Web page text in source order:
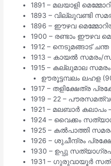
1891 – മലയാളി
1893 – വില്ലുവണ്ടി
1896 – ഈഴവ
1900 – രണ്ടാം ഈഴവ
1912 – നെടുമങ്ങാട്
1913 – കായൽ സമരം/
1915 – കല്ലുമാല
ഊരൂട്ടമ്പലം ലഹള
1917 – തളിക്ഷേത്ര
1919 – 22 –
1921 – മലബാർ
1924 – വൈക്കം
1925 – കൽപാത്തി
1926 – ശുചീന്ദ്രം
1930 – ഉപ്പു
1931 – ഗുരുവായൂർ